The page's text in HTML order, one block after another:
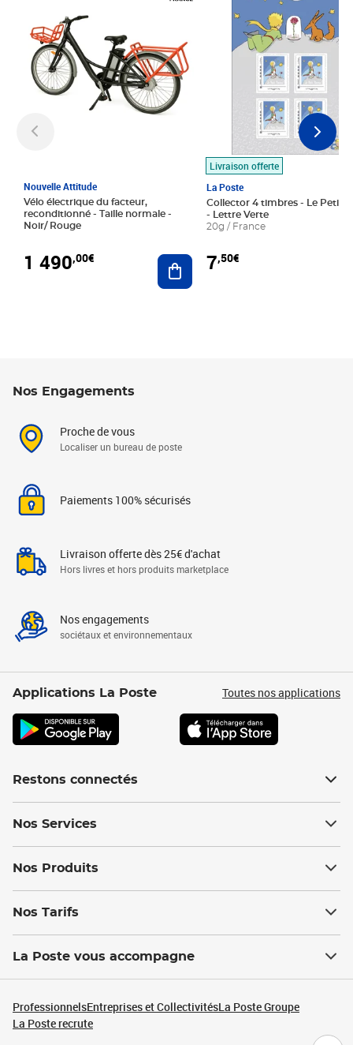
Nouvelle Attitude
Vélo électrique du facteur,
reconditionné - Taille normale -
Noir/ Rouge
1 490,00€ Ajouter au panier
Livraison offerte
La Poste
Collector 4 timbres - Le Petit
- Lettre Verte
20g / France
7,50€
Nos Engagements
Proche de vous
Localiser un bureau de poste
Paiements 100% sécurisés
Livraison offerte dès 25€ d'achat
Hors livres et hors produits marketplace
Nos engagements
sociétaux et environnementaux
Applications La Poste Toutes nos applications
Restons connectés
Nos Services
Nos Produits
Nos Tarifs
La Poste vous accompagne
ProfessionnelsEntreprises et CollectivitésLa Poste Groupe
La Poste recrute